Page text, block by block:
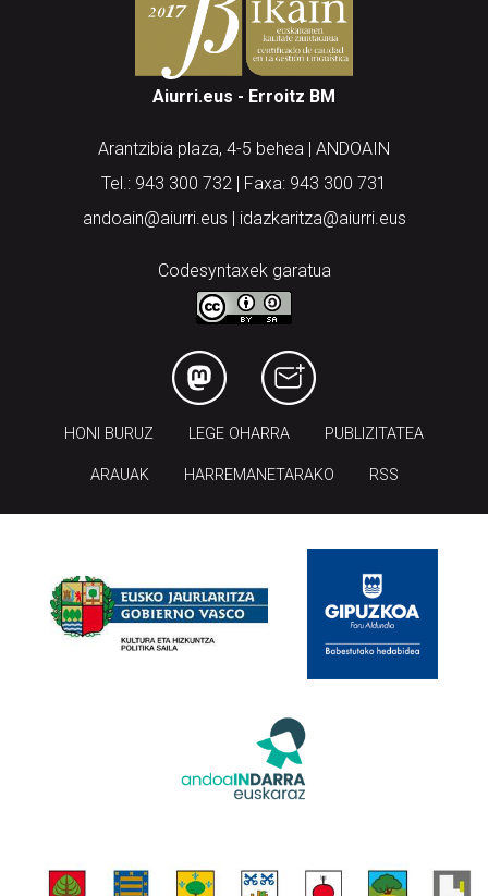
Aiurri.eus - Erroitz BM
Arantzibia plaza, 4-5 behea | ANDOAIN
Tel.: 943 300 732 | Faxa: 943 300 731
andoain@aiurri.eus | idazkaritza@aiurri.eus
Codesyntaxek garatua
HONI BURUZ LEGE OHARRA PUBLIZITATEA
ARAUAK HARREMANETARAKO RSS